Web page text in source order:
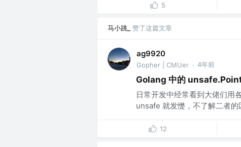
5
马小跳_ 赞了这篇文章
ag9920
Gopher | CMUer · 4年前
Golang 中的
日常开发中经常看到大佬们用
unsafe 就发憷，不了解二者
12